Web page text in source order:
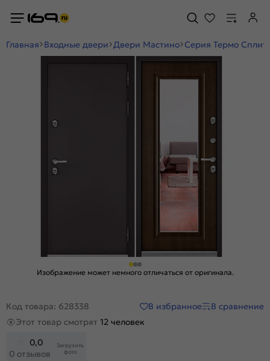
Главная Входные двери Двери Мастино Серия Термо Сплит
Изображение может немного отличаться от оригинала.
Код товара: 628338 В избранное
В сравнение
Этот товар смотрят 12 человек
0,0
0 отзывов
Загрузить
фото